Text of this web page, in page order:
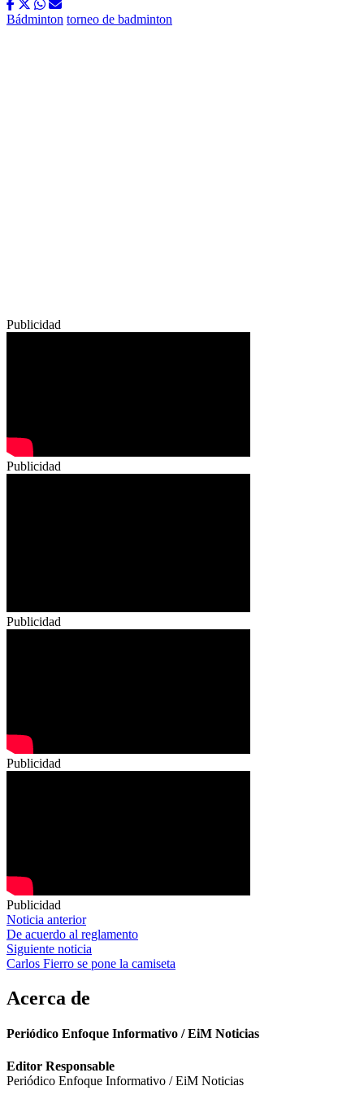
Bádminton torneo de badminton
Publicidad
Publicidad
Publicidad
Publicidad
Publicidad
Navegación
de
entradas
Noticia anterior
De acuerdo al reglamento
Siguiente noticia
Carlos Fierro se pone la camiseta
Acerca de
Periódico Enfoque Informativo / EiM Noticias
Editor Responsable
Periódico Enfoque Informativo / EiM Noticias